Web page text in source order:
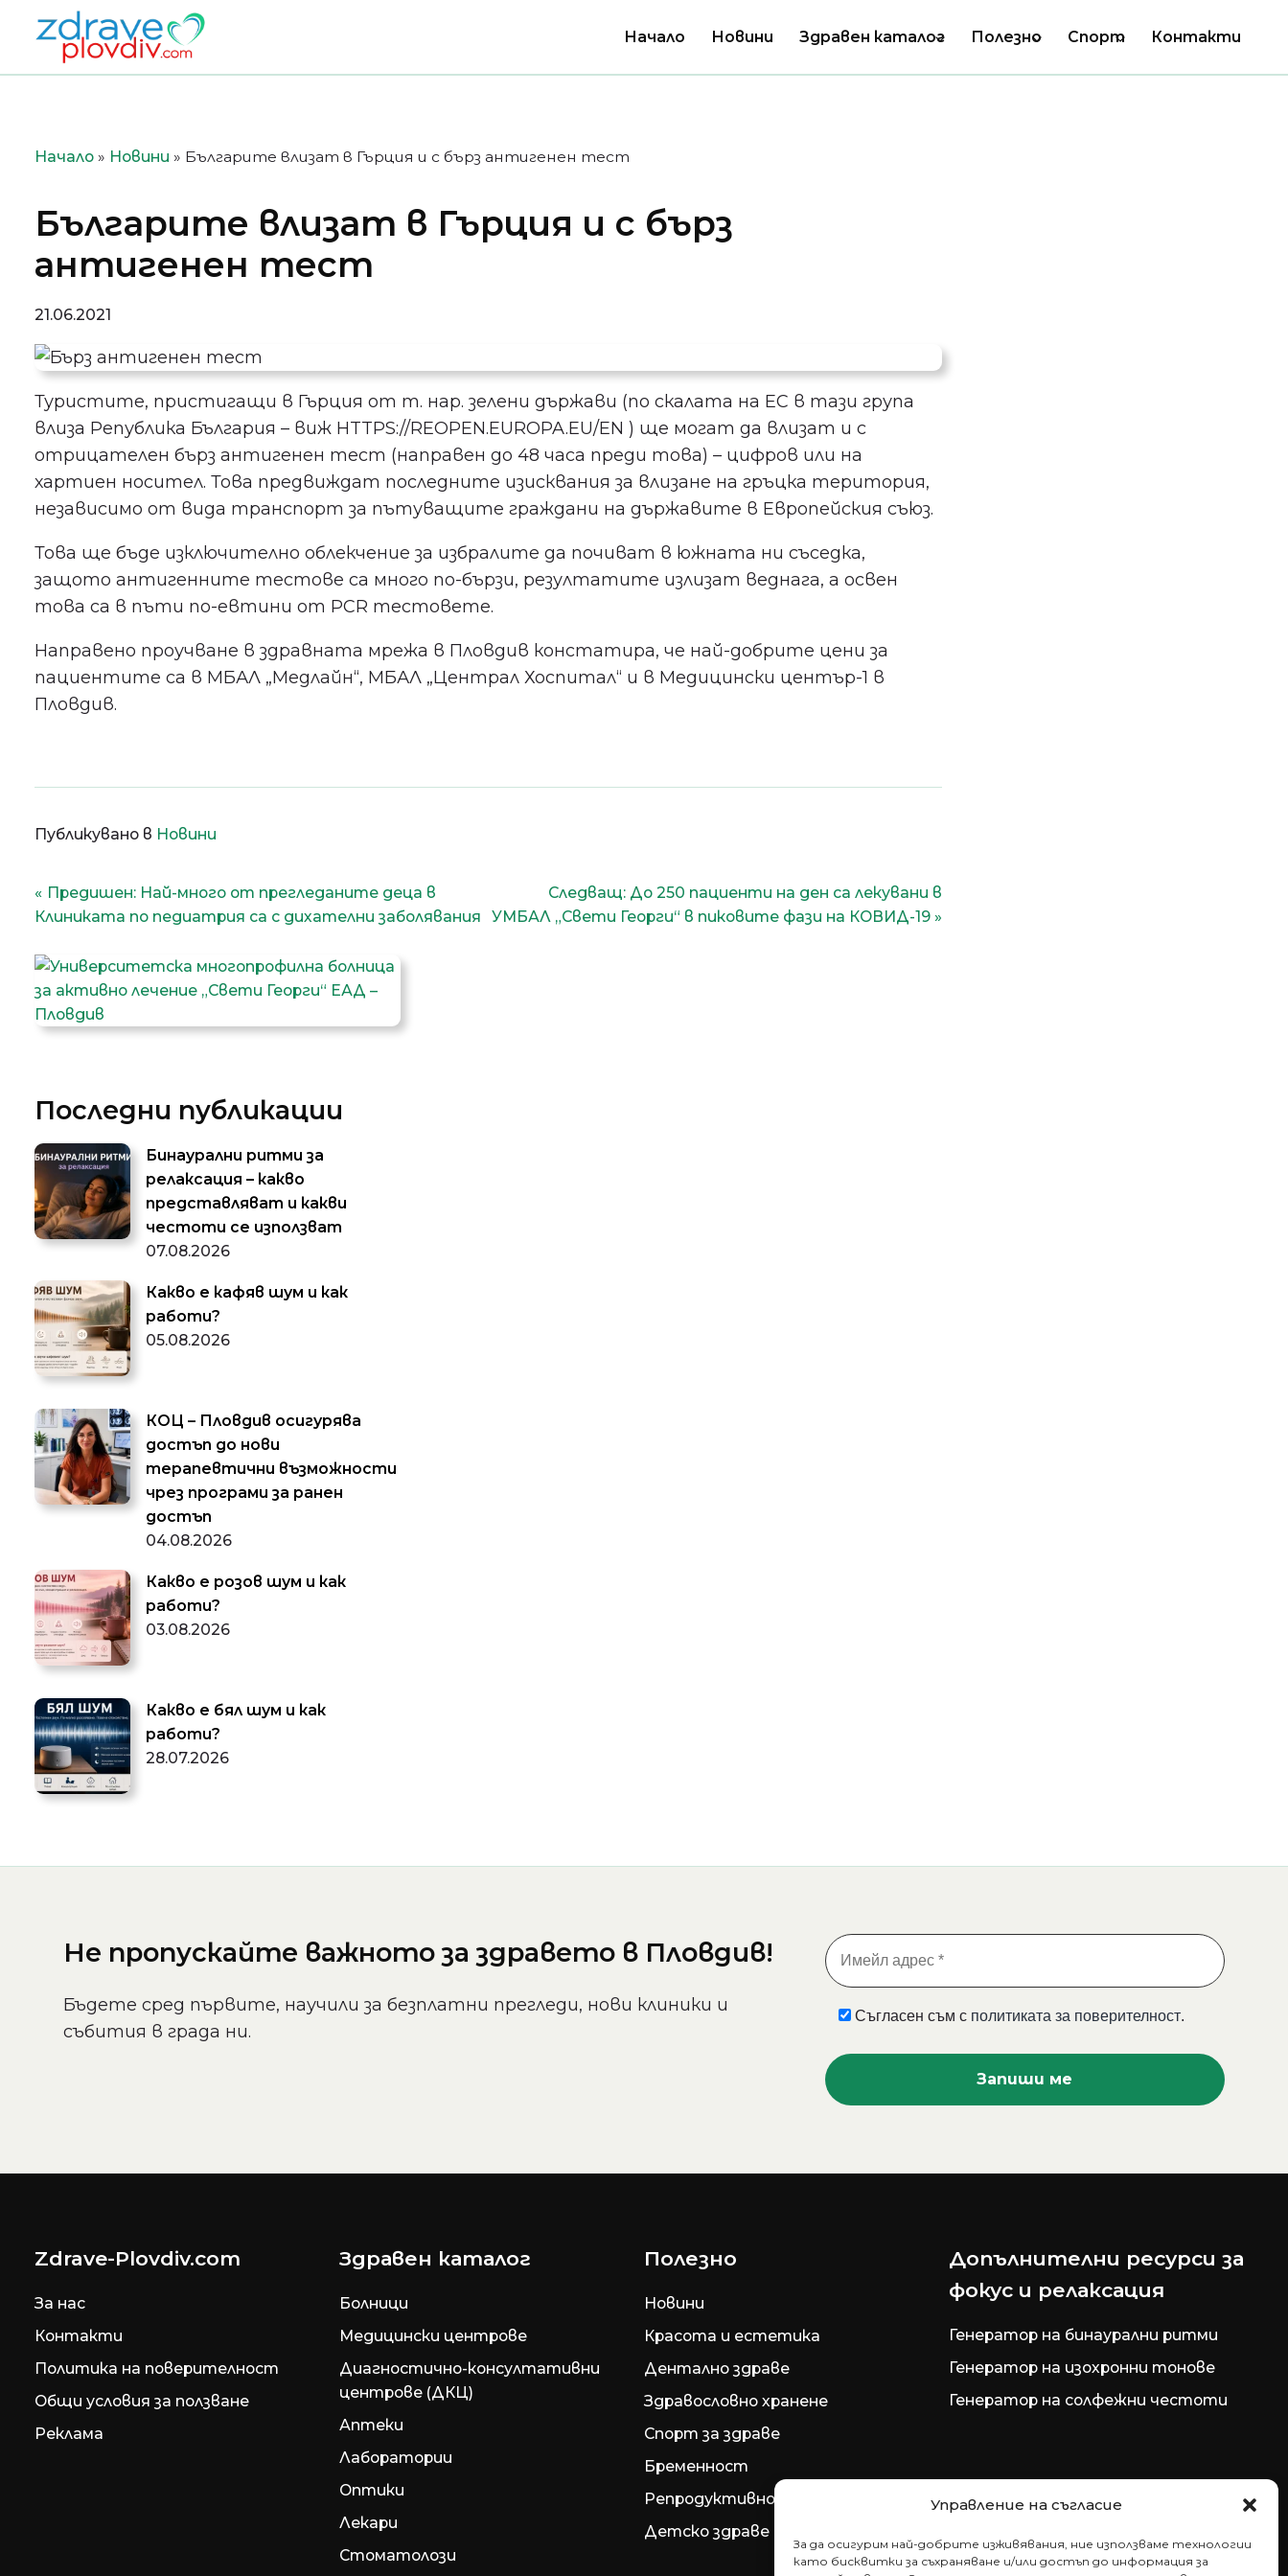
Управление на съгласие
За да осигурим най-добрите изживявания, ние използваме технологии
като бисквитки за съхраняване и/или достъп до информация за
Преминете
към
съдържанието
Начало Новини Здравен каталог Полезно Спорт Контакти
Начало » Новини » Българите влизат в Гърция и с бърз антигенен тест
Българите влизат в Гърция и с бърз
антигенен тест
21.06.2021
Туристите, пристигащи в Гърция от т. нар. зелени държави (по скалата на ЕС в тази група
влиза Република България – виж HTTPS://REOPEN.EUROPA.EU/EN ) ще могат да влизат и с
отрицателен бърз антигенен тест (направен до 48 часа преди това) – цифров или на
хартиен носител. Това предвиждат последните изисквания за влизане на гръцка територия,
независимо от вида транспорт за пътуващите граждани на държавите в Европейския съюз.
Това ще бъде изключително облекчение за избралите да почиват в южната ни съседка,
защото антигенните тестове са много по-бързи, резултатите излизат веднага, а освен
това са в пъти по-евтини от PCR тестовете.
Направено проучване в здравната мрежа в Пловдив констатира, че най-добрите цени за
пациентите са в МБАЛ „Медлайн“, МБАЛ „Централ Хоспитал“ и в Медицински център-1 в
Пловдив.
Публикувано в Новини
Навигация
Предишен: Най-много от прегледаните деца в
Клиниката по педиатрия са с дихателни заболявания
Следващ: До 250 пациенти на ден са лекувани в
УМБАЛ „Свети Георги“ в пиковите фази на КОВИД-19
Последни публикации
Бинаурални ритми за
релаксация – какво
представляват и какви
честоти се използват
07.08.2026
Какво е кафяв шум и как
работи?
05.08.2026
КОЦ – Пловдив осигурява
достъп до нови
терапевтични възможности
чрез програми за ранен
достъп
04.08.2026
Какво е розов шум и как
работи?
03.08.2026
Какво е бял шум и как
работи?
28.07.2026
Не пропускайте важното за здравето в Пловдив!
Бъдете сред първите, научили за безплатни прегледи, нови клиники и
събития в града ни.
Съгласен съм с политиката за поверителност.
Zdrave-Plovdiv.com
За нас
Контакти
Политика на поверителност
Общи условия за ползване
Реклама
Здравен каталог
Болници
Медицински центрове
Диагностично-консултативни
центрове (ДКЦ)
Аптеки
Лаборатории
Оптики
Лекари
Стоматолози
Полезно
Новини
Красота и естетика
Дентално здраве
Здравословно хранене
Спорт за здраве
Бременност
Репродуктивно здраве
Детско здраве
Допълнителни ресурси за
фокус и релаксация
Генератор на бинаурални ритми
Генератор на изохронни тонове
Генератор на солфежни честоти